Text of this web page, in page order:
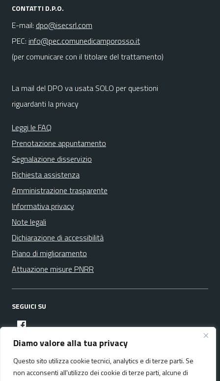
Diamo valore alla tua privacy
Questo sito utilizza cookie tecnici, analytics e di terze parti. Se
non acconsenti all'utilizzo dei cookie di terze parti, alcune di
CONTATTI D.P.O.
E-mail: dpo@isecsrl.com
PEC: info@pec.comunedicamporosso.it
(per comunicare con il titolare del trattamento)
La mail del DPO va usata SOLO per questioni
riguardanti la privacy
Leggi le FAQ
Prenotazione appuntamento
Segnalazione disservizio
Richiesta assistenza
Amministrazione trasparente
Informativa privacy
Note legali
Dichiarazione di accessibilità
Piano di miglioramento
Attuazione misure PNRR
SEGUICI SU
facebook
Media policy Mappa del sito